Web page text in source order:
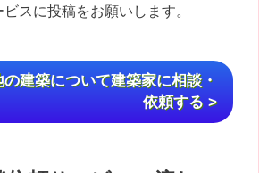
スに投稿をお願いします。
建築について建築家に相談・
依頼する >